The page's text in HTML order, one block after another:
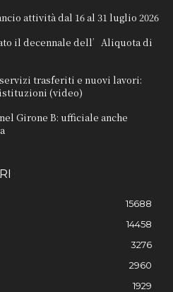
attività dal 16 al 31 luglio 2026
il decennale dell’Aliquota di
trasferiti e nuovi lavori:
(video)
Girone B: ufficiale anche
15688
14458
3276
2960
1929